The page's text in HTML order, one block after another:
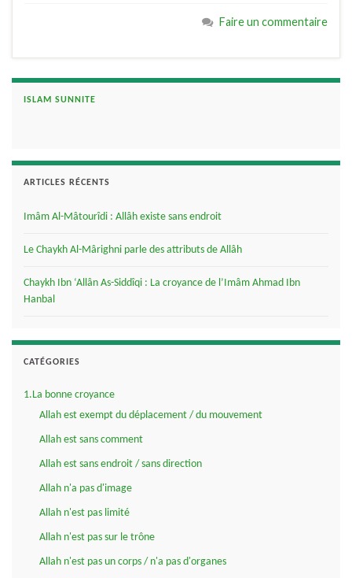
Faire un commentaire
ISLAM SUNNITE
ARTICLES RÉCENTS
Imâm Al-Mâtourîdi : Allâh existe sans endroit
Le Chaykh Al-Mârighni parle des attributs de Allâh
Chaykh Ibn ‘Allân As-Siddîqi : La croyance de l’Imâm Ahmad Ibn
Hanbal
CATÉGORIES
1.La bonne croyance
Allah est exempt du déplacement / du mouvement
Allah est sans comment
Allah est sans endroit / sans direction
Allah n'a pas d'image
Allah n'est pas limité
Allah n'est pas sur le trône
Allah n'est pas un corps / n'a pas d'organes